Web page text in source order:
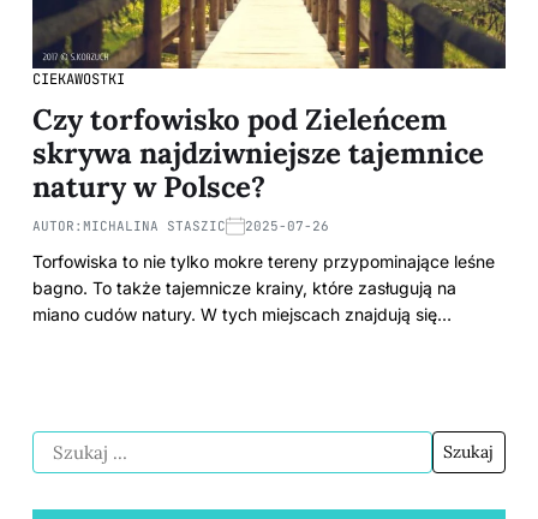
CIEKAWOSTKI
Czy torfowisko pod Zieleńcem
skrywa najdziwniejsze tajemnice
natury w Polsce?
AUTOR: MICHALINA STASZIC 2025-07-26
Torfowiska to nie tylko mokre tereny przypominające leśne
bagno. To także tajemnicze krainy, które zasługują na
miano cudów natury. W tych miejscach znajdują się…